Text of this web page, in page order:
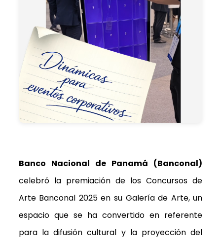
Banco Nacional de Panamá (Banconal)
celebró la premiación de los Concursos de
Arte Banconal 2025 en su Galería de Arte, un
espacio que se ha convertido en referente
para la difusión cultural y la proyección del